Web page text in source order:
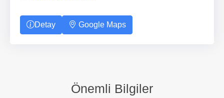
Detay Google Maps
Önemli Bilgiler